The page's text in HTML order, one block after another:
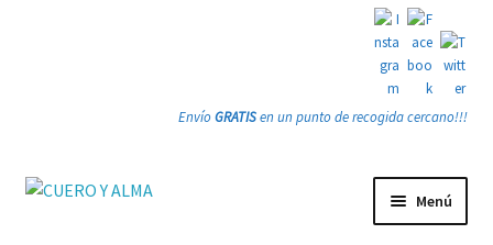
EnvíoGRATISen un punto de recogida cercano!!!
Ir
Ir
Menú